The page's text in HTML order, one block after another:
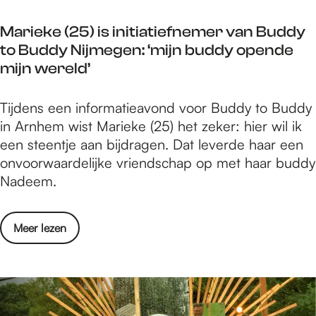
e
S
t
e
n
2
0
2
3
e
n
d
e
r
i
j
w
i
l
e
r
a
n
g
t
z
i
t
t
n
d
r
i
Marieke (25) is initiatiefnemer van Buddy
to Buddy Nijmegen: ‘mijn buddy opende
mijn wereld’
M
a
r
i
e
e
(
)
i
Tijdens een informatieavond voor Buddy to Buddy
in Arnhem wist Marieke (25) het zeker: hier wil ik
een steentje aan bijdragen. Dat leverde haar een
onvoorwaardelijke vriendschap op met haar buddy
Nadeem.
Meer lezen
o
v
r
M